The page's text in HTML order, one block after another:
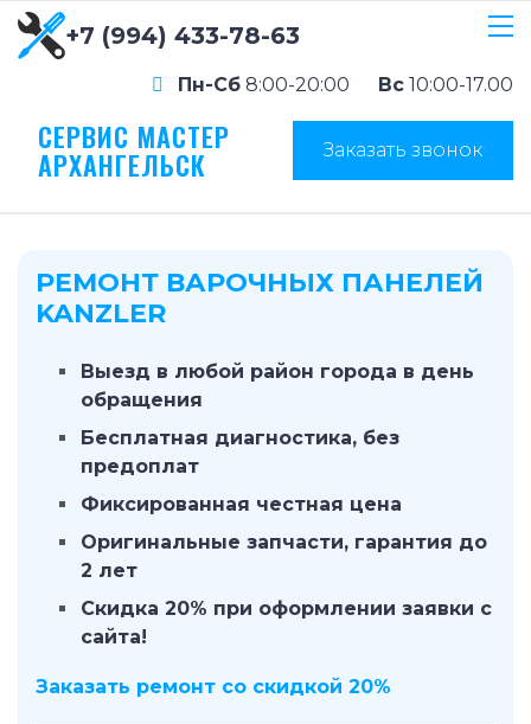
+7 (994) 433-78-63
Пн-Сб 8:00-20:00 Вс 10:00-17.00
СЕРВИС МАСТЕР
АРХАНГЕЛЬСК Заказать звонок
РЕМОНТ ВАРОЧНЫХ ПАНЕЛЕЙ
KANZLER
Выезд в любой район города в день
обращения
Бесплатная диагностика, без
предоплат
Фиксированная честная цена
Оригинальные запчасти, гарантия до
2 лет
Скидка 20% при оформлении заявки с
сайта!
Заказать ремонт со скидкой 20%